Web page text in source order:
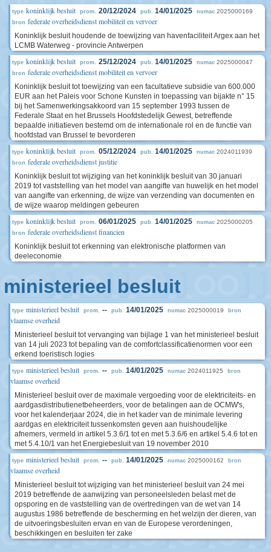
type koninklijk besluit prom. 20/12/2024 pub. 14/01/2025 numac 2025000169
bron federale overheidsdienst mobiliteit en vervoer
Koninklijk besluit houdende de toewijzing van havenfaciliteit Argex aan het
LCMB Waterweg - provincie Antwerpen
type koninklijk besluit prom. 25/12/2024 pub. 14/01/2025 numac 2025000047
bron federale overheidsdienst mobiliteit en vervoer
Koninklijk besluit tot toewijzing van een facultatieve subsidie van 600.000
EUR aan het Paleis voor Schone Kunsten in toepassing van bijakte n° 15
bij het Samenwerkingsakkoord van 15 september 1993 tussen de
Federale Staat en het Brussels Hoofdstedelijk Gewest, betreffende
bepaalde initiatieven bestemd om de internationale rol en de functie van
hoofdstad van Brussel te bevorderen
type koninklijk besluit prom. 05/12/2024 pub. 14/01/2025 numac 2024011939
bron federale overheidsdienst justitie
Koninklijk besluit tot wijziging van het koninklijk besluit van 30 januari
2019 tot vaststelling van het model van aangifte van huwelijk en het model
van aangifte van erkenning, de wijze van verzending van documenten en
de wijze waarop meldingen gebeuren
type koninklijk besluit prom. 06/01/2025 pub. 14/01/2025 numac 2025000205
bron federale overheidsdienst financien
Koninklijk besluit tot erkenning van elektronische platformen van
deeleconomie
ministerieel besluit
type ministerieel besluit prom. -- pub. 14/01/2025 numac 2025000019 bron
vlaamse overheid
Ministerieel besluit tot vervanging van bijlage 1 van het ministerieel besluit
van 14 juli 2023 tot bepaling van de comfortclassificatienormen voor een
erkend toeristisch logies
type ministerieel besluit prom. -- pub. 14/01/2025 numac 2024011925 bron
vlaamse overheid
Ministerieel besluit over de maximale vergoeding voor de elektriciteits- en
aardgasdistributienetbeheerders, voor de betalingen aan de OCMW's,
voor het kalenderjaar 2024, die in het kader van de minimale levering
aardgas en elektriciteit tussenkomsten geven aan huishoudelijke
afnemers, vermeld in artikel 5.3.6/1 tot en met 5.3.6/6 en artikel 5.4.6 tot en
met 5.4.10/1 van het Energiebesluit van 19 november 2010
type ministerieel besluit prom. -- pub. 14/01/2025 numac 2025000162 bron
vlaamse overheid
Ministerieel besluit tot wijziging van het ministerieel besluit van 24 mei
2019 betreffende de aanwijzing van personeelsleden belast met de
opsporing en de vaststelling van de overtredingen van de wet van 14
augustus 1986 betreffende de bescherming en het welzijn der dieren, van
de uitvoeringsbesluiten ervan en van de Europese verordeningen,
beschikkingen en besluiten ter zake